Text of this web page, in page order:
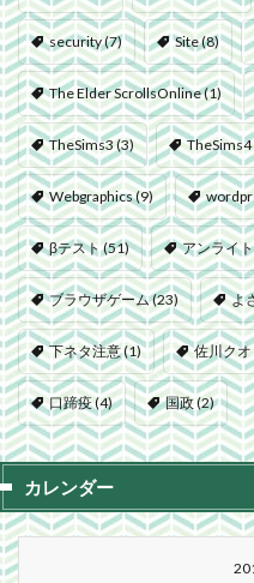
security(7) Site(8)
The Elder ScrollsOnline(1)
TheSims3(3) TheSims4
Webgraphics(9)
βテスト(51) アンライト
ブラウザゲーム(23) よ
下ネタ注意(1) 佐川ク
口蹄疫(4) 国政(2)
カレンダー